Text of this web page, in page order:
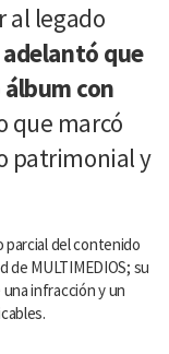
al legado
adelantó que
con
que marcó
patrimonial y
parcial del contenido
de MULTIMEDIOS; su
infracción y un